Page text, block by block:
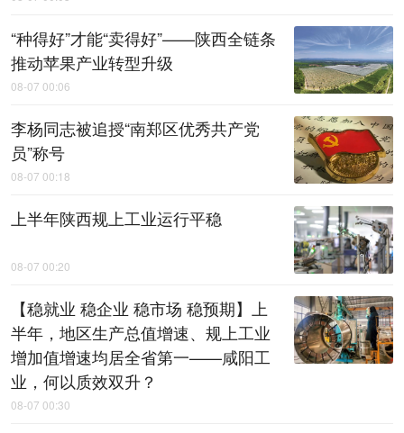
“种得好”才能“卖得好”——陕西全链条
推动苹果产业转型升级
08-07 00:06
李杨同志被追授“南郑区优秀共产党
员”称号
08-07 00:18
上半年陕西规上工业运行平稳
08-07 00:20
【稳就业 稳企业 稳市场 稳预期】上
半年，地区生产总值增速、规上工业
增加值增速均居全省第一——咸阳工
业，何以质效双升？
08-07 00:30